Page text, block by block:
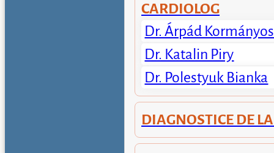
CARDIOLOG
Dr. Árpád Kormányos
Dr. Katalin Piry
Dr. Polestyuk Bianka
DIAGNOSTICE DE